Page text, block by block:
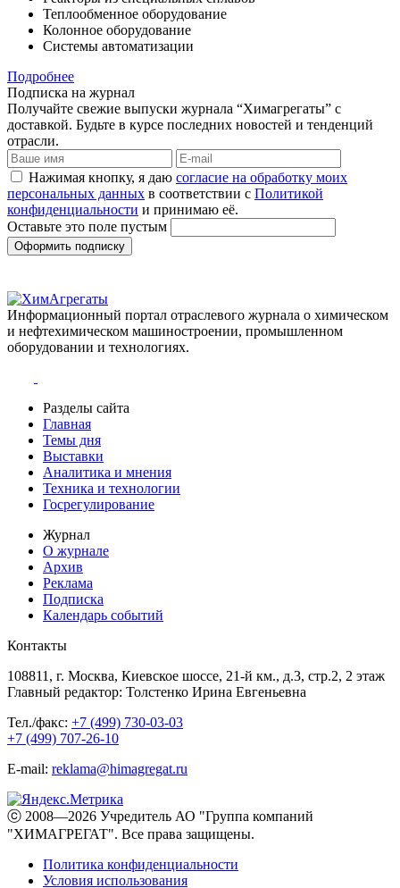
Теплообменное оборудование
Колонное оборудование
Системы автоматизации
Подробнее
Подписка на журнал
Получайте свежие выпуски журнала “Химагрегаты” с
доставкой. Будьте в курсе последних новостей и тенденций
отрасли.
Нажимая кнопку, я даю согласие на обработку моих
персональных данных в соответствии с Политикой
конфиденциальности и принимаю её.
Оставьте это поле пустым
Оформить подписку
Информационный портал отраслевого журнала о химическом
и нефтехимическом машиностроении, промышленном
оборудовании и технологиях.
Разделы сайта
Главная
Темы дня
Выставки
Аналитика и мнения
Техника и технологии
Госрегулирование
Журнал
О журнале
Архив
Реклама
Подписка
Календарь событий
Контакты
108811, г. Москва, Киевское шоссе, 21-й км., д.3, стр.2, 2 этаж
Главный редактор: Толстенко Ирина Евгеньевна
Тел./факс: +7 (499) 730-03-03
+7 (499) 707-26-10
E-mail: reklama@himagregat.ru
ⓒ 2008—2026 Учредитель АО "Группа компаний
"ХИМАГРЕГАТ". Все права защищены.
Политика конфиденциальности
Условия использования